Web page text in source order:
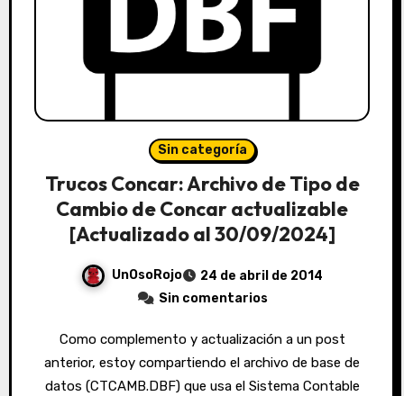
Sin categoría
Trucos Concar: Archivo de Tipo de
Cambio de Concar actualizable
[Actualizado al 30/09/2024]
UnOsoRojo
24 de abril de 2014
Sin comentarios
Como complemento y actualización a un post
anterior, estoy compartiendo el archivo de base de
datos (CTCAMB.DBF) que usa el Sistema Contable